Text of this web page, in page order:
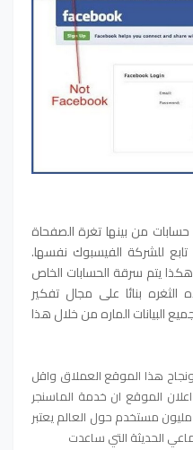
حسابات من بينها تغرة الصفحاة
للشركة الفيسبوك نفسها.
يتم سرقة الحسابات الخاص
بنائا على مجال تفكير
البيانات الماره من خلال هذا
هذا الموقع العملاق واقل
الموقع ان خدمة الماسنجر
الجديدة له تملك الان ما يزيد عن 500 مليون مستخدم حول العالم يعتبر
الحديثة التي ساعدت